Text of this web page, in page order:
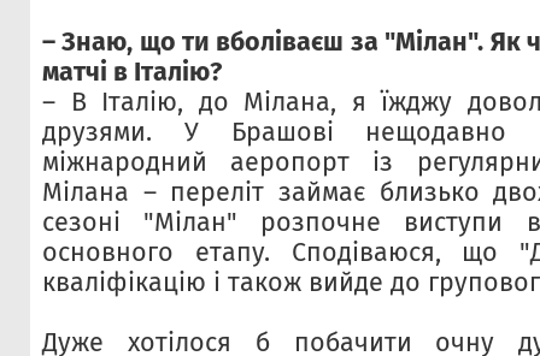
– Знаю, що ти вболіваєш за "Мілан". Як
матчі в Італію?
– В Італію, до Мілана, я їжджу
друзями. У Брашові нещодавно
міжнародний аеропорт із
Мілана – переліт займає близько
сезоні "Мілан" розпочне виступи
основного етапу. Сподіваюся, що
кваліфікацію і також вийде до
Дуже хотілося б побачити очну